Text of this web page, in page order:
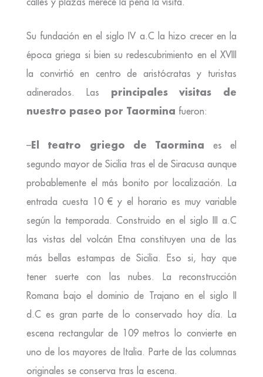
Su fundación en el siglo IV a.C la hizo crecer en la
época griega si bien su redescubrimiento en el XVIII
la convirtió en centro de aristócratas y turistas
adinerados. Las principales visitas de
nuestro paseo por Taormina fueron:
–El teatro griego de Taormina es el
segundo mayor de Sicilia tras el de Siracusa aunque
probablemente el más bonito por localización. La
entrada cuesta 10 € y el horario es muy variable
según la temporada. Construido en el siglo III a.C
las vistas del volcán Etna constituyen una de las
más bellas estampas de Sicilia. Eso si, hay que
tener suerte con las nubes. La reconstrucción
Romana bajo el dominio de Trajano en el siglo II
d.C es gran parte de lo conservado hoy día. La
escena rectangular de 109 metros lo convierte en
uno de los mayores de Italia. Parte de las columnas
originales se conserva tras la escena.